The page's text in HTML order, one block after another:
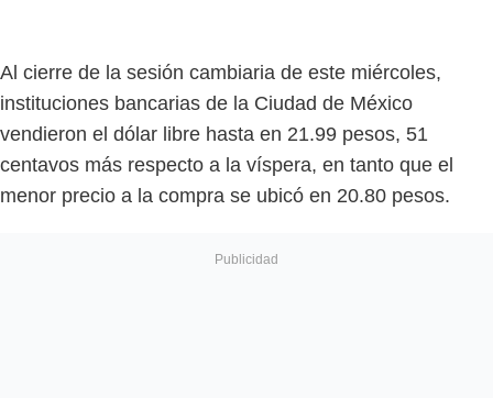
Al cierre de la sesión cambiaria de este miércoles,
instituciones bancarias de la Ciudad de México
vendieron el dólar libre hasta en 21.99 pesos, 51
centavos más respecto a la víspera, en tanto que el
menor precio a la compra se ubicó en 20.80 pesos.